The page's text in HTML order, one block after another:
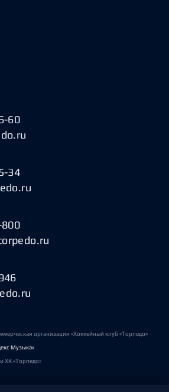
60
34
организация «Хоккейный клуб «Торпедо»
Музыка»
ХК «Торпедо»